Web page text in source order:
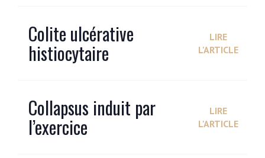
Colite ulcérative
histiocytaire
LIRE
L'ARTICLE
Collapsus induit par
l’exercice
LIRE
L'ARTICLE